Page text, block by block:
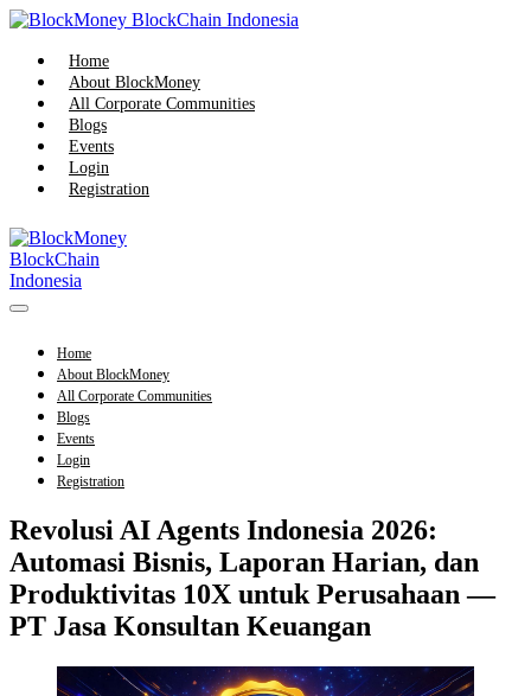
Skip
content
Home
About BlockMoney
All Corporate Communities
Blogs
Events
Login
Registration
Menu
Home
About BlockMoney
All Corporate Communities
Blogs
Events
Login
Registration
Revolusi AI Agents Indonesia 2026:
Automasi Bisnis, Laporan Harian, dan
Produktivitas 10X untuk Perusahaan —
PT Jasa Konsultan Keuangan